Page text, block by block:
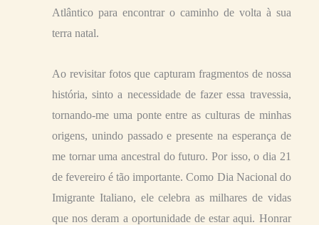
Atlântico para encontrar o caminho de volta à sua
terra natal.
Ao revisitar fotos que capturam fragmentos de nossa
história, sinto a necessidade de fazer essa travessia,
tornando-me uma ponte entre as culturas de minhas
origens, unindo passado e presente na esperança de
me tornar uma ancestral do futuro. Por isso, o dia 21
de fevereiro é tão importante. Como Dia Nacional do
Imigrante Italiano, ele celebra as milhares de vidas
que nos deram a oportunidade de estar aqui. Honrar